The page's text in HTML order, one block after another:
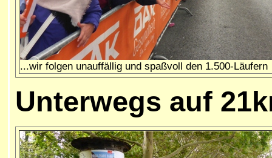
...wir folgen unauffällig und spaßvoll den 1.500-Läufern
Unterwegs auf